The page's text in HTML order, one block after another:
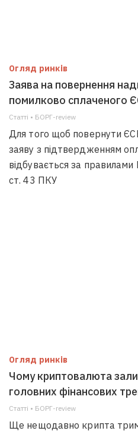
Огляд ринків
Заява на повернення
помилково сплаченого
Статті • БОРГ-review
Для того щоб повернути
заяву з підтвердженням
відбувається за
ст. 43 ПКУ
Огляд ринків
Чому криптовалюта
головних фінансових
Статті • БОРГ-review
Ще нещодавно крипта